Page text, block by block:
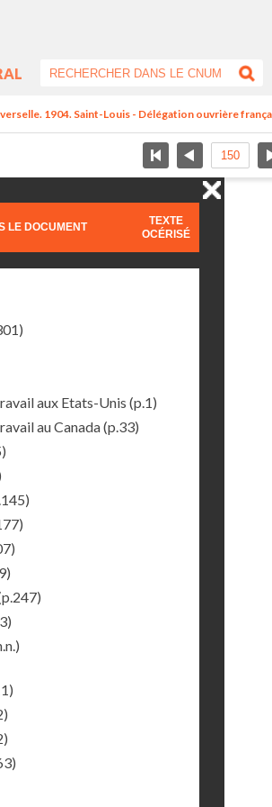
1904. Saint-Louis - Délégation ouvrière
LE DOCUMENT
TEXTE
OCÉRISÉ
aux Etats-Unis (p.1)
au Canada(p.33)